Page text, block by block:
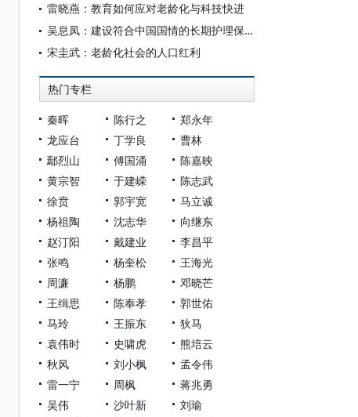
雷晓燕：教育如何应对老龄化与科技快进
吴息凤：建设符合中国国情的长期护理保险制度
宋圭武：老龄化社会的人口红利
热门专栏
秦晖 陈行之
郑永年
龙应台
丁学良
曹林
鄢烈山
傅国涌
陈嘉映
黄宗智
于建嵘
陈志武
徐贲
郭宇宽
马立诚
杨祖陶
沈志华
向继东
赵汀阳
戴建业
李昌平
张鸣
杨奎松
王海光
周濂
杨鹏
邓晓芒
王缉思
陈奉孝
郭世佑
马玲
王振东
狄马
袁伟时
史啸虎
熊培云
秋风
刘小枫
孟令伟
雷一宁
周枫
蒋兆勇
吴伟
沙叶新
刘瑜